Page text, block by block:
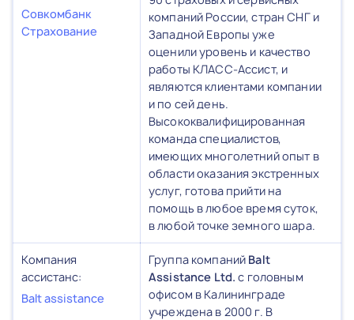
Совкомбанк
Страхование
компаний России, стран СНГ и
Западной Европы уже
оценили уровень и качество
работы КЛАСС-Ассист, и
являются клиентами компании
и по сей день.
Высококвалифицированная
команда специалистов,
имеющих многолетний опыт в
области оказания экстренных
услуг, готова прийти на
помощь в любое время суток,
в любой точке земного шара.
Компания
ассистанс:
Balt assistance
Группа компаний Balt
Assistance Ltd. с головным
офисом в Калининграде
учреждена в 2000 г. В